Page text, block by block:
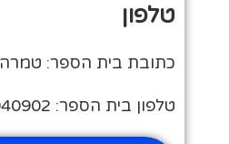
טלפון
כתובת בית הספר:
טלפון בית הספר: 04-9940902